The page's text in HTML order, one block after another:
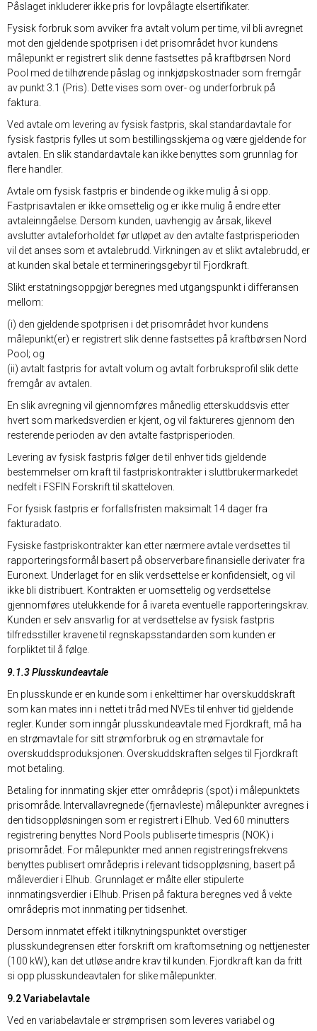
Påslaget inkluderer ikke pris for lovpålagte elsertifikater.
Fysisk forbruk som avviker fra avtalt volum per time, vil bli avregnet
mot den gjeldende spotprisen i det prisområdet hvor kundens
målepunkt er registrert slik denne fastsettes på kraftbørsen Nord
Pool med de tilhørende påslag og innkjøpskostnader som fremgår
av punkt 3.1 (Pris). Dette vises som over- og underforbruk på
faktura.
Ved avtale om levering av fysisk fastpris, skal standardavtale for
fysisk fastpris fylles ut som bestillingsskjema og være gjeldende for
avtalen. En slik standardavtale kan ikke benyttes som grunnlag for
flere handler.
Avtale om fysisk fastpris er bindende og ikke mulig å si opp.
Fastprisavtalen er ikke omsettelig og er ikke mulig å endre etter
avtaleinngåelse. Dersom kunden, uavhengig av årsak, likevel
avslutter avtaleforholdet før utløpet av den avtalte fastprisperioden
vil det anses som et avtalebrudd. Virkningen av et slikt avtalebrudd, er
at kunden skal betale et termineringsgebyr til Fjordkraft.
Slikt erstatningsoppgjør beregnes med utgangspunkt i differansen
mellom:
(i) den gjeldende spotprisen i det prisområdet hvor kundens
målepunkt(er) er registrert slik denne fastsettes på kraftbørsen Nord
Pool; og
(ii) avtalt fastpris for avtalt volum og avtalt forbruksprofil slik dette
fremgår av avtalen.
En slik avregning vil gjennomføres månedlig etterskuddsvis etter
hvert som markedsverdien er kjent, og vil faktureres gjennom den
resterende perioden av den avtalte fastprisperioden.
Levering av fysisk fastpris følger de til enhver tids gjeldende
bestemmelser om kraft til fastpriskontrakter i sluttbrukermarkedet
nedfelt i FSFIN Forskrift til skatteloven.
For fysisk fastpris er forfallsfristen maksimalt 14 dager fra
fakturadato.
Fysiske fastpriskontrakter kan etter nærmere avtale verdsettes til
rapporteringsformål basert på observerbare finansielle derivater fra
Euronext. Underlaget for en slik verdsettelse er konfidensielt, og vil
ikke bli distribuert. Kontrakten er uomsettelig og verdsettelse
gjennomføres utelukkende for å ivareta eventuelle rapporteringskrav.
Kunden er selv ansvarlig for at verdsettelse av fysisk fastpris
tilfredsstiller kravene til regnskapsstandarden som kunden er
forpliktet til å følge.
9.1.3 Plusskundeavtale
En plusskunde er en kunde som i enkelttimer har overskuddskraft
som kan mates inn i nettet i tråd med NVEs til enhver tid gjeldende
regler. Kunder som inngår plusskundeavtale med Fjordkraft, må ha
en strømavtale for sitt strømforbruk og en strømavtale for
overskuddsproduksjonen. Overskuddskraften selges til Fjordkraft
mot betaling.
Betaling for innmating skjer etter områdepris (spot) i målepunktets
prisområde. Intervallavregnede (fjernavleste) målepunkter avregnes i
den tidsoppløsningen som er registrert i Elhub. Ved 60 minutters
registrering benyttes Nord Pools publiserte timespris (NOK) i
prisområdet. For målepunkter med annen registreringsfrekvens
benyttes publisert områdepris i relevant tidsoppløsning, basert på
måleverdier i Elhub. Grunnlaget er målte eller stipulerte
innmatingsverdier i Elhub. Prisen på faktura beregnes ved å vekte
områdepris mot innmating per tidsenhet.
Dersom innmatet effekt i tilknytningspunktet overstiger
plusskundegrensen etter forskrift om kraftomsetning og nettjenester
(100 kW), kan det utløse andre krav til kunden. Fjordkraft kan da fritt
si opp plusskundeavtalen for slike målepunkter.
9.2 Variabelavtale
Ved en variabelavtale er strømprisen som leveres variabel og